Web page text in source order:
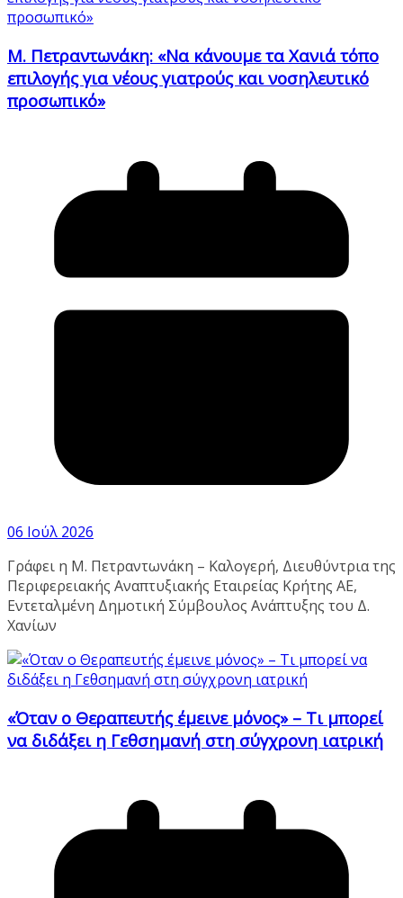
Μ. Πετραντωνάκη: «Να κάνουμε τα Χανιά τόπο
επιλογής για νέους γιατρούς και νοσηλευτικό
προσωπικό»
06 Ιούλ 2026
Γράφει η Μ. Πετραντωνάκη – Καλογερή, Διευθύντρια της
Περιφερειακής Αναπτυξιακής Εταιρείας Κρήτης ΑΕ,
Εντεταλμένη Δημοτική Σύμβουλος Ανάπτυξης του Δ.
Χανίων
«Όταν ο Θεραπευτής έμεινε μόνος» – Τι μπορεί
να διδάξει η Γεθσημανή στη σύγχρονη ιατρική